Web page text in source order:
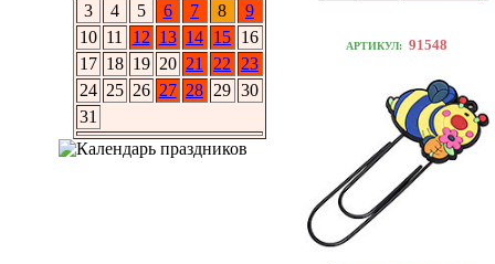
3
4 5 6 7 8
9
10 11 12 13 14 15 16
17 18 19 20 21 22
23
24 25 26 27 28 29 30
31
АРТИКУЛ: 91548